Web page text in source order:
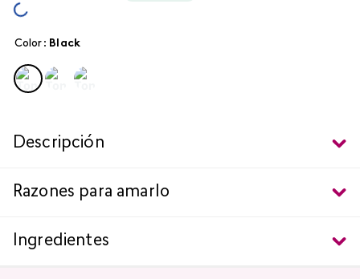
Color : black
Descripción
Razones para amarlo
Ingredientes